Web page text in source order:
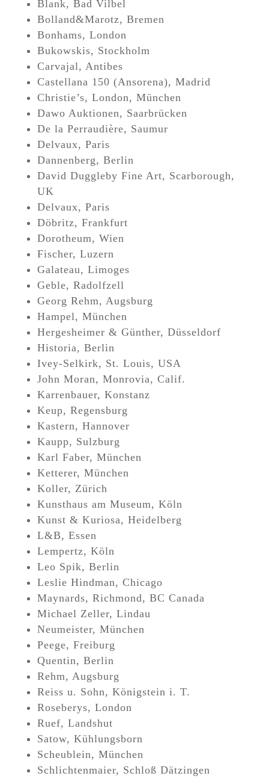
Blank, Bad Vilbel
Bolland&Marotz, Bremen
Bonhams, London
Bukowskis, Stockholm
Carvajal, Antibes
Castellana 150 (Ansorena), Madrid
Christie’s, London, München
Dawo Auktionen, Saarbrücken
De la Perraudière, Saumur
Delvaux, Paris
Dannenberg, Berlin
David Duggleby Fine Art, Scarborough,
UK
Delvaux, Paris
Döbritz, Frankfurt
Dorotheum, Wien
Fischer, Luzern
Galateau, Limoges
Geble, Radolfzell
Georg Rehm, Augsburg
Hampel, München
Hergesheimer & Günther, Düsseldorf
Historia, Berlin
Ivey-Selkirk, St. Louis, USA
John Moran, Monrovia, Calif.
Karrenbauer, Konstanz
Keup, Regensburg
Kastern, Hannover
Kaupp, Sulzburg
Karl Faber, München
Ketterer, München
Koller, Zürich
Kunsthaus am Museum, Köln
Kunst & Kuriosa, Heidelberg
L&B, Essen
Lempertz, Köln
Leo Spik, Berlin
Leslie Hindman, Chicago
Maynards, Richmond, BC Canada
Michael Zeller, Lindau
Neumeister, München
Peege, Freiburg
Quentin, Berlin
Rehm, Augsburg
Reiss u. Sohn, Königstein i. T.
Roseberys, London
Ruef, Landshut
Satow, Kühlungsborn
Scheublein, München
Schlichtenmaier, Schloß Dätzingen